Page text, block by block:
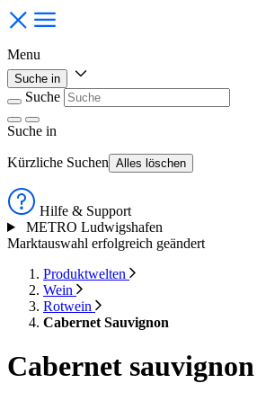
Menu
Suche in
Suche
Suche in
Kürzliche Suchen Alles löschen
Hilfe & Support
METRO Ludwigshafen
Marktauswahl erfolgreich geändert
Produktwelten
Wein
Rotwein
Cabernet Sauvignon
Cabernet sauvignon